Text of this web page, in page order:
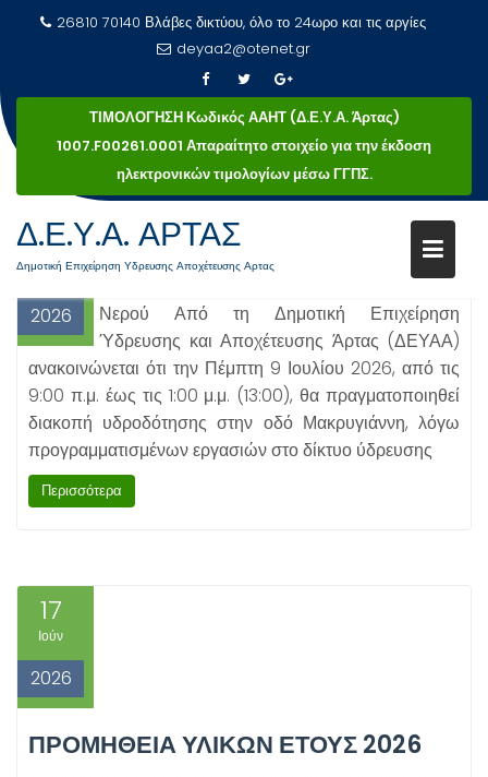
Μεταπηδήστε
26810 70140 Βλάβες δικτύου, όλο το 24ωρο και τις αργίες
deyaa2@otenet.gr
ΤΙΜΟΛΟΓΗΣΗ Κωδικός ΑΑΗΤ (Δ.Ε.Υ.Α. Άρτας)
1007.F00261.0001 Απαραίτητο στοιχείο για την έκδοση
ηλεκτρονικών τιμολογίων μέσω ΓΓΠΣ.
Δ.Ε.Υ.Α. ΑΡΤΑΣ
Δημοτική Επιχείρηση Υδρευσης Αποχέτευσης Αρτας
8
Ιούλ
2026
Θωμάς Βερύκιος
Ανακοίνωση Προγραμματισμένης Διακοπής
Νερού Από τη Δημοτική Επιχείρηση
Ύδρευσης και Αποχέτευσης Άρτας (ΔΕΥΑΑ)
ανακοινώνεται ότι την Πέμπτη 9 Ιουλίου 2026, από τις
9:00 π.μ. έως τις 1:00 μ.μ. (13:00), θα πραγματοποιηθεί
διακοπή υδροδότησης στην οδό Μακρυγιάννη, λόγω
προγραμματισμένων εργασιών στο δίκτυο ύδρευσης
Περισσότερα
17
Ιούν
2026
ΠΡΟΜΗΘΕΙΑ ΥΛΙΚΩΝ ΕΤΟΥΣ 2026